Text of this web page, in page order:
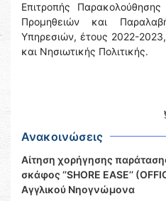
Επιτροπής
Προμηθειών και
Υπηρεσιών, έτους 2022-
και Νησιωτικής Πολιτικής.
Ανακοινώσεις
Αίτηση χορήγησης
σκάφος ‘’SHORE EASE’’
Αγγλικού Νηογνώμονα